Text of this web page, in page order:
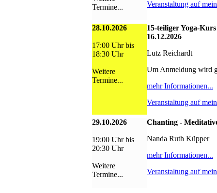
Termine...
Veranstaltung auf
28.10.2026
17:00 Uhr bis
18:30 Uhr
Weitere
Termine...
15-teiliger Yoga-
16.12.2026
Lutz Reichardt
Um Anmeldung wird
mehr Informationen...
Veranstaltung auf
29.10.2026
19:00 Uhr bis
20:30 Uhr
Weitere
Termine...
Chanting -
Nanda Ruth Küpper
mehr Informationen...
Veranstaltung auf